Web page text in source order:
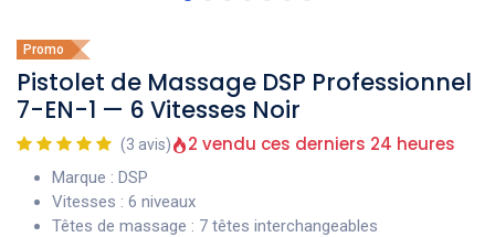
Promo
Pistolet de Massage DSP Professionnel
7-EN-1 — 6 Vitesses Noir
(3 avis) 2 vendu ces derniers 24 heures
Marque : DSP
Vitesses : 6 niveaux
Têtes de massage : 7 têtes interchangeables